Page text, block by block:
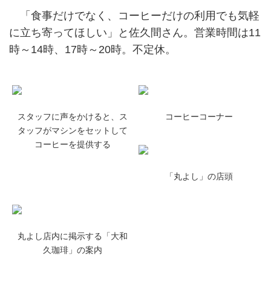
「食事だけでなく、コーヒーだけの利用でも気軽
に立ち寄ってほしい」と佐久間さん。営業時間は11
時～14時、17時～20時。不定休。
スタッフに声をかけると、ス
タッフがマシンをセットして
コーヒーを提供する
コーヒーコーナー
「丸よし」の店頭
丸よし店内に掲示する「大和
久珈琲」の案内